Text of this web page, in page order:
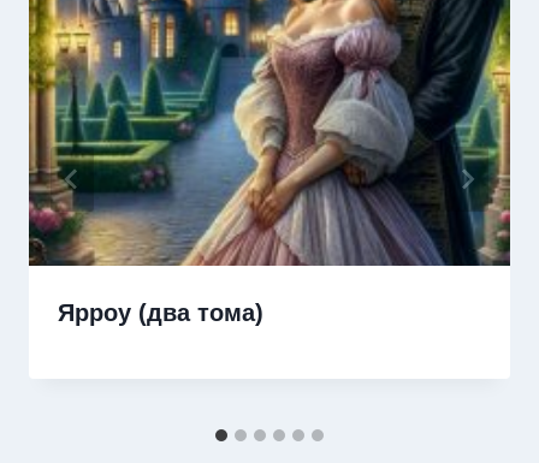
Ярроу (два тома)